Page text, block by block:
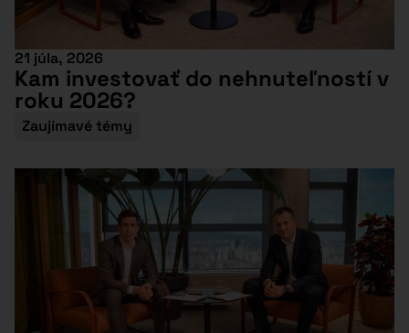
21 júla, 2026
Kam investovať do nehnuteľností v
roku 2026?
Zaujímavé témy